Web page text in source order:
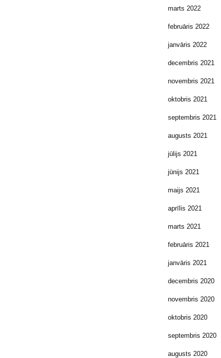
marts 2022
februāris 2022
janvāris 2022
decembris 2021
novembris 2021
oktobris 2021
septembris 2021
augusts 2021
jūlijs 2021
jūnijs 2021
maijs 2021
aprīlis 2021
marts 2021
februāris 2021
janvāris 2021
decembris 2020
novembris 2020
oktobris 2020
septembris 2020
augusts 2020